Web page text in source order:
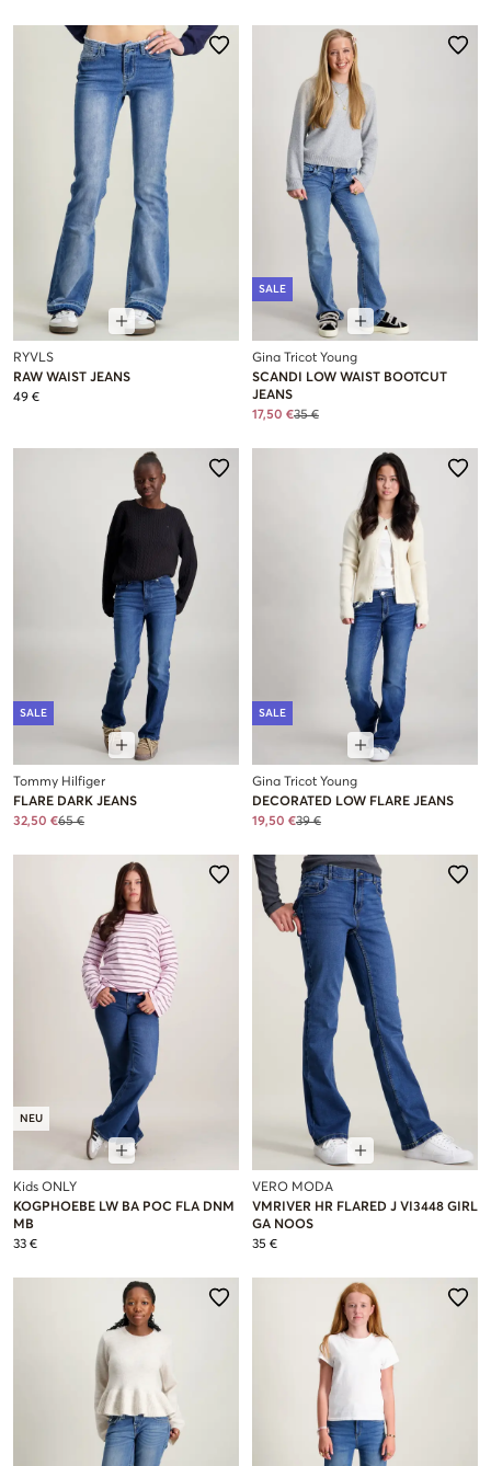
RYVLS
RAW WAIST JEANS
49 €
SALE
Gina Tricot Young
SCANDI LOW WAIST BOOTCUT
JEANS
17,50 €35 €
SALE
Tommy Hilfiger
FLARE DARK JEANS
32,50 €65 €
SALE
Gina Tricot Young
DECORATED LOW FLARE JEANS
19,50 €39 €
NEU
Kids ONLY
KOGPHOEBE LW BA POC FLA DNM
MB
33 €
VERO MODA
VMRIVER HR FLARED J VI3448 GIRL
GA NOOS
35 €